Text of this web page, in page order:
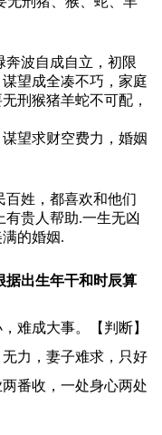
奔波自成自立，初限
望成全凑不巧，家庭
刑猴猪羊蛇不可配，
望求财空费力，婚姻
百姓，都喜欢和他们
有贵人帮助.一生无凶
的婚姻.
据出生年干和时辰算
难成大事。【判断】
力，妻子难求，只好
番收，一处身心两处